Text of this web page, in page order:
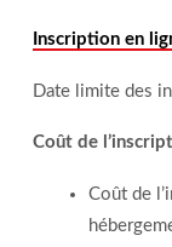
Inscription en
Date limite des
Coût de
Coût de